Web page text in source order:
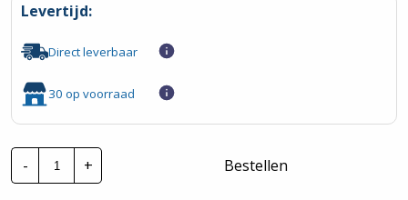
Levertijd:
Direct leverbaar
30 op voorraad
-
ASW
Sleufschroevendraaier
|
+ Bestellen